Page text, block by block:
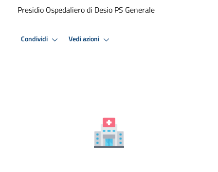
Presidio Ospedaliero di Desio PS Generale
Condividi Vedi azioni